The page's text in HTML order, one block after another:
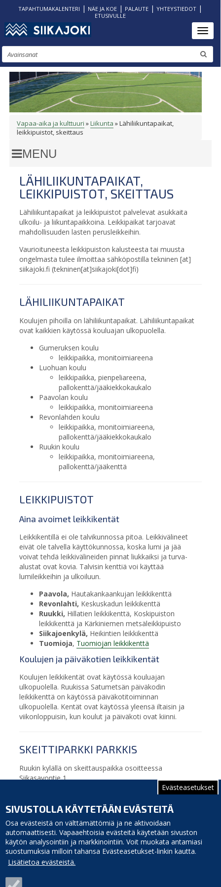
Evästeasetukset
SIVUSTOLLA KÄYTETÄÄN EVÄSTEITÄ
Osa evästeistä on välttämättömiä ja ne aktivoidaan
automaattisesti. Vapaaehtoisia evästeitä käytetään sivuston
käytön analysointiin ja markkinointiin. Voit muokata antamiasi
suostumuksia milloin tahansa Evästeasetukset-linkin kautta.
Lisätietoa evästeistä.
Hyppää
pääsisältöön
TAPAHTUMAKALENTERI | NÄE JA KOE| PALAUTE| YHTEYSTIEDOT|
ETUSIVULLE
Etsi
MURUPOLKU
Vapaa-aika ja kulttuuri Liikunta
Lähiliikuntapaikat,
leikkipuistot, skeittaus
LÄHILIIKUNTAPAIKAT,
LEIKKIPUISTOT, SKEITTAUS
Lähiliikuntapaikat ja leikkipuistot palvelevat asukkaita
ulkoilu- ja liikuntapaikkoina. Leikkipaikat tarjoavat
mahdollisuuden lasten perusleikkeihin.
Vaurioituneesta leikkipuiston kalusteesta tai muusta
ongelmasta tulee ilmoittaa sähköpostillatekninen [at]
siikajoki.fi (tekninen[at]siikajoki[dot]fi)
LÄHILIIKUNTAPAIKAT
Koulujen pihoilla on lähiliikuntapaikat. Lähiliikuntapaikat
ovat kaikkien käytössä kouluajan ulkopuolella.
Gumeruksen koulu
leikkipaikka, monitoimiareena
Luohuan koulu
leikkipaikka, pienpeliareena,
pallokenttä/jääkiekkokaukalo
Paavolan koulu
leikkipaikka, monitoimiareena
Revonlahden koulu
leikkipaikka, monitoimiareena,
pallokenttä/jääkiekkokaukalo
Ruukin koulu
leikkipaikka, monitoimiareena,
pallokenttä/jääkenttä
LEIKKIPUISTOT
Aina avoimet leikkikentät
Leikkikentillä ei ole talvikunnossa pitoa. Leikkivälineet
eivät ole talvella käyttökunnossa, koska lumi ja jää
voivat tehdä leikkivälineiden pinnat liukkaiksi ja turva-
alustat ovat kovia. Talvisin kenttiä voi käyttää
lumileikkeihin ja ulkoiluun.
Paavola, Hautakankaankujan leikkikenttä
Revonlahti, Keskuskadun leikkikenttä
Ruukki, Hillatien leikkikenttä, Koskipuiston
leikkikenttä ja Kärkiniemen metsäleikkipuisto
Siikajoenkylä, Heikintien leikkikenttä
Tuomioja, Tuomiojan leikkikenttä
Koulujen ja päiväkotien leikkikentät
Koulujen leikkikentät ovat käytössä kouluajan
ulkopuolella. Ruukissa Satumetsän päiväkodin
leikkikenttä on käytössä päiväkotitoiminnan
ulkopuolella. Kentät ovat käytössä yleensä iltaisin ja
viikonloppuisin, kun koulut ja päiväkoti ovat kiinni.
SKEITTIPARKKI PARKKIS
Ruukin kylällä on skeittauspaikka osoitteessa
Siikasavontie 1.